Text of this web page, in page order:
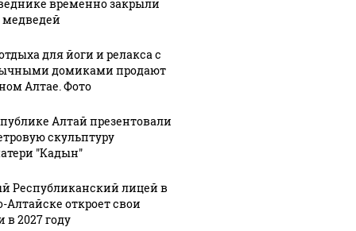
06 августа, 11:58
предложили
ежегодно
по 15 тысяч
рублей на
временно закрыли
медведей
для йоги и релакса с
домиками продают
Алтае. Фото
Алтай презентовали
скульптуру
"Кадын"
Республиканский лицей в
Алтайске откроет свои
в 2027 году